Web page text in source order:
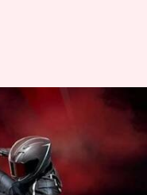
రానున్న
06:36 pm